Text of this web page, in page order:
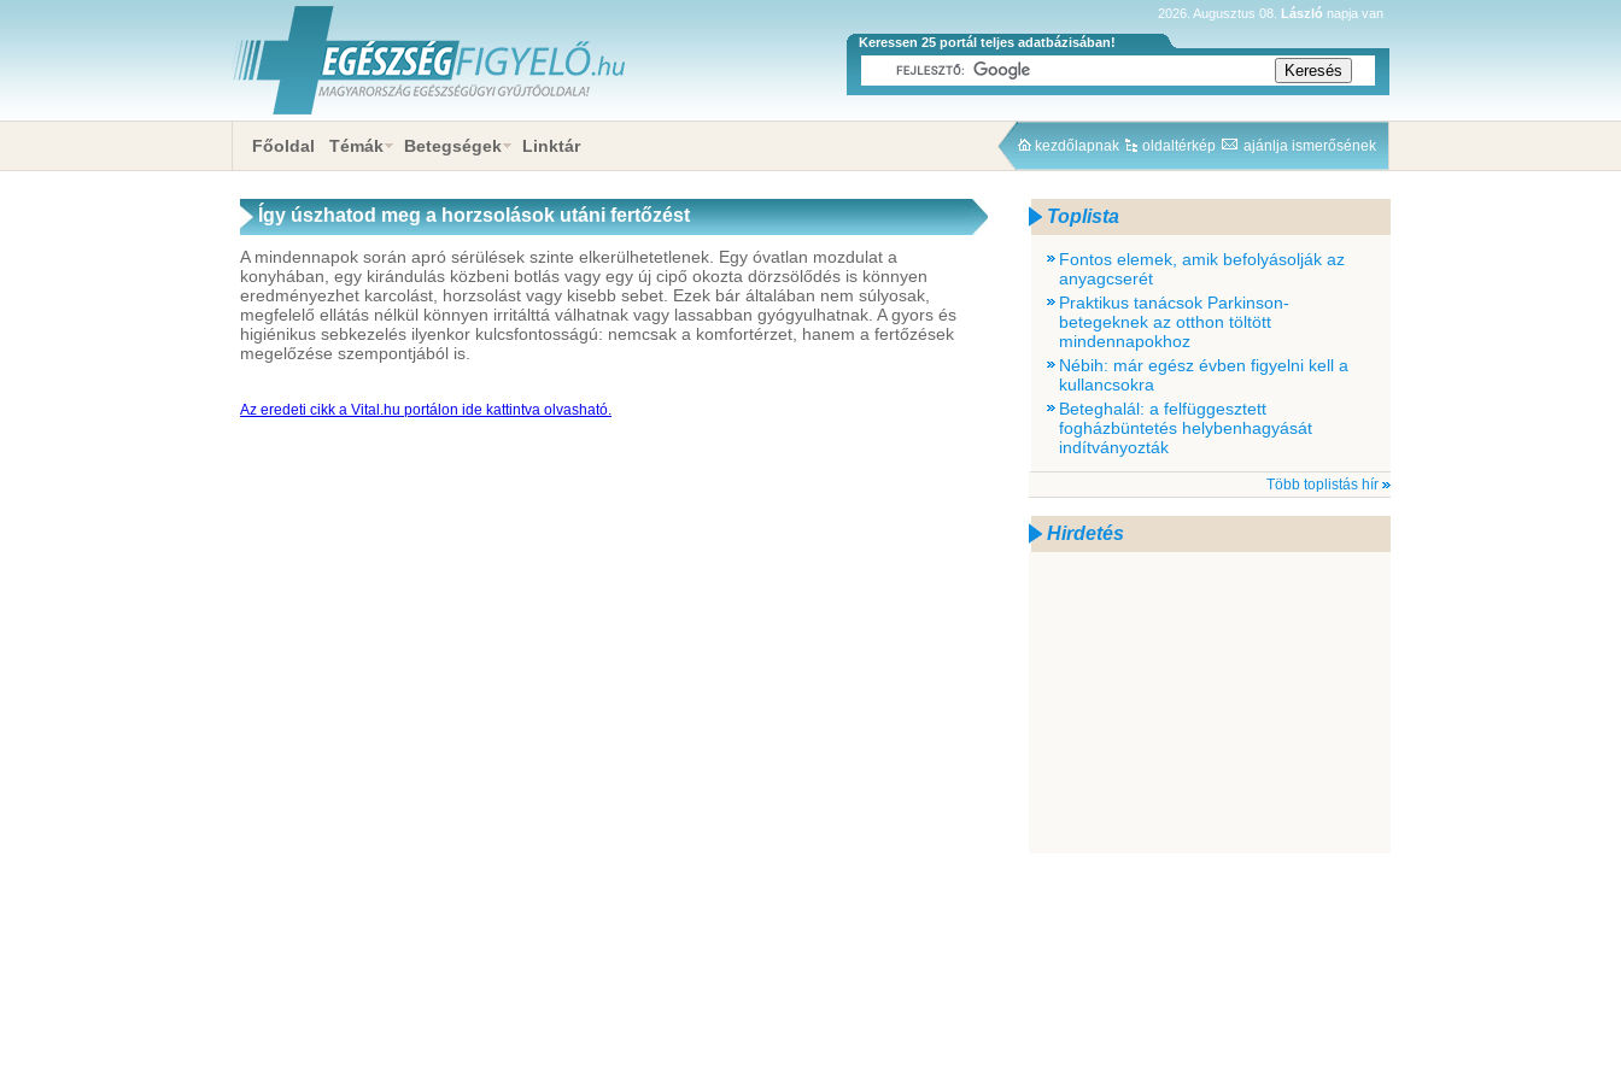
2026. Augusztus 08. László napja van
Keressen 25 portál teljes adatbázisában!
Főoldal Témák Betegségek Linktár kezdőlapnak oldaltérkép ajánlja ismerősének
Így úszhatod meg a horzsolások utáni fertőzést
A mindennapok során apró sérülések szinte elkerülhetetlenek. Egy óvatlan mozdulat a
konyhában, egy kirándulás közbeni botlás vagy egy új cipő okozta dörzsölődés is könnyen
eredményezhet karcolást, horzsolást vagy kisebb sebet. Ezek bár általában nem súlyosak,
megfelelő ellátás nélkül könnyen irritálttá válhatnak vagy lassabban gyógyulhatnak. A gyors és
higiénikus sebkezelés ilyenkor kulcsfontosságú: nemcsak a komfortérzet, hanem a fertőzések
megelőzése szempontjából is.
Az eredeti cikk a Vital.hu portálon ide kattintva olvasható.
Toplista
Fontos elemek, amik befolyásolják az
anyagcserét
Praktikus tanácsok Parkinson-
betegeknek az otthon töltött
mindennapokhoz
Nébih: már egész évben figyelni kell a
kullancsokra
Beteghalál: a felfüggesztett
fogházbüntetés helybenhagyását
indítványozták
Több toplistás hír
Hirdetés